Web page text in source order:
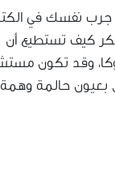
جرب نفسك في
كيف تستطيع أن
وقد تكون
بعيون حالمة وهمة